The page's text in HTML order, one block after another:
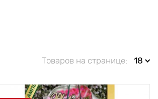
Товаров на странице: 18